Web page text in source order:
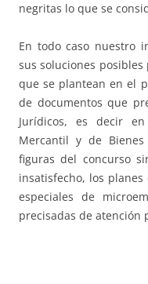
negritas lo que se
En todo caso nuestro
sus soluciones
que se plantean en el
de documentos que
Jurídicos, es decir
Mercantil y de
figuras del concurso
insatisfecho, los
especiales de
precisadas de atención